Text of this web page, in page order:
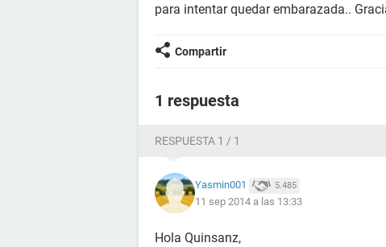
para intentar quedar embarazada..
Compartir
1 respuesta
RESPUESTA 1 / 1
Yasmin001 5.485
11 sep 2014 a las 13:33
Hola Quinsanz,